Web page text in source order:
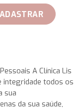
on 25 May from
a azure very with
This IWC
has a stainless-
A Clínica Lis
integridade todos os
sua
da sua saúde,